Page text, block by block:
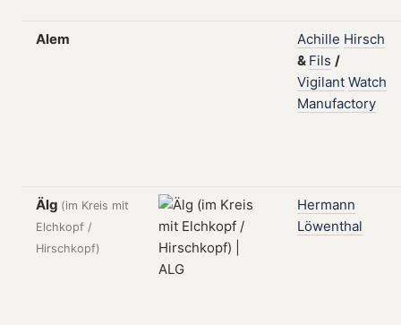
Alem Achille Hirsch
& Fils /
Vigilant Watch
Manufactory
Älg (im Kreis mit
Elchkopf /
Hirschkopf)
Hermann
Löwenthal